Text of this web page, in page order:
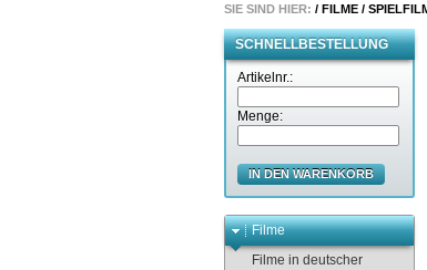
SIE SIND HIER: / FILME /
SCHNELLBESTELLUNG
Artikelnr.:
Menge:
IN DEN WARENKORB
Filme
Filme in deutscher